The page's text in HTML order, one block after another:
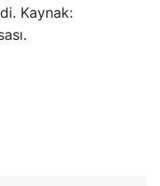
Kaynak: